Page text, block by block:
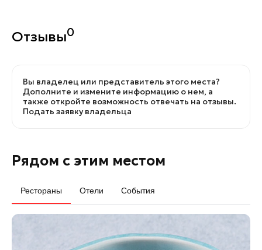
Отзывы0
Вы владелец или представитель этого места?
Дополните и измените информацию о нем, а
также откройте возможность отвечать на отзывы.
Подать заявку владельца
Рядом с этим местом
Рестораны Отели События